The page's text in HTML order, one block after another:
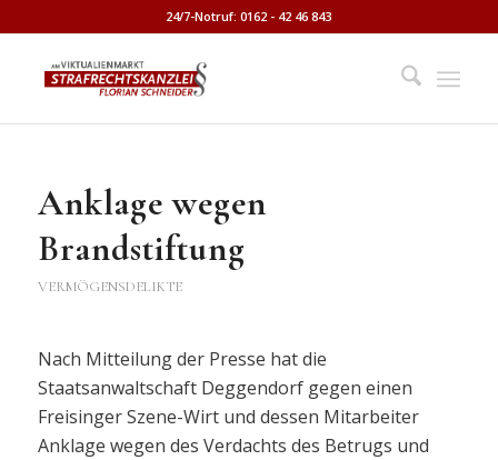
24/7-Notruf: 0162 - 42 46 843
Anklage wegen
Brandstiftung
VERMÖGENSDELIKTE
Nach Mitteilung der Presse hat die
Staatsanwaltschaft Deggendorf gegen einen
Freisinger Szene-Wirt und dessen Mitarbeiter
Anklage wegen des Verdachts des Betrugs und